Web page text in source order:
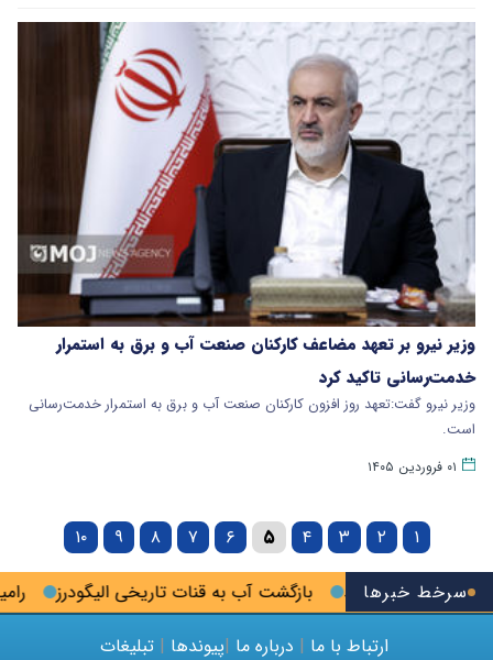
سرخط خبرها رامین بازگشت آب به قنات تاریخی الیگودرز پلمب شد
وزیر نیرو بر تعهد مضاعف کارکنان صنعت آب و برق به استمرار
خدمت‌رسانی تاکید کرد
وزیر نیرو گفت:تعهد روز افزون کارکنان صنعت آب و برق به استمرار خدمت‌رسانی
است.
۰۱ فروردین ۱۴۰۵
۱ ۲ ۳ ۴ ۵ ۶ ۷ ۸ ۹ ۱۰
ارتباط با ما | درباره ما |پیوندها | تبلیغات